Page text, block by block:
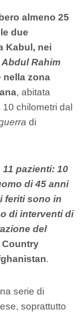
almeno 25
due
Kabul, nei
Abdul Rahim
nella zona
, abitata
chilometri dal
di
pazienti: 10
di 45 anni
feriti sono in
di interventi di
del
Country
.
serie di
soprattutto